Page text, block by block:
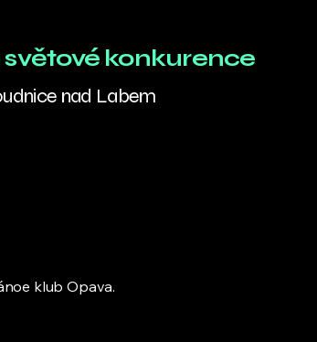
konkurence
nad Labem
klub Opava.